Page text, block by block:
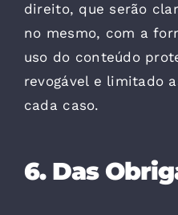
direito, que serão
no mesmo, com a
uso do conteúdo
revogável e limitado
cada caso.
6. Das